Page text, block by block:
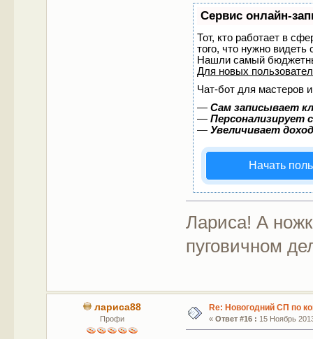
Сервис онлайн-
Тот, кто работает в
того, что нужно
Нашли самый
Для новых
Чат-бот для мастеров
—Сам записывает
—Персонализирует
—Увеличивает
Начать
Лариса! А
пуговичном
лариса88
Профи
Re: Новогодний СП по
« Ответ #16 : 15 Ноябрь